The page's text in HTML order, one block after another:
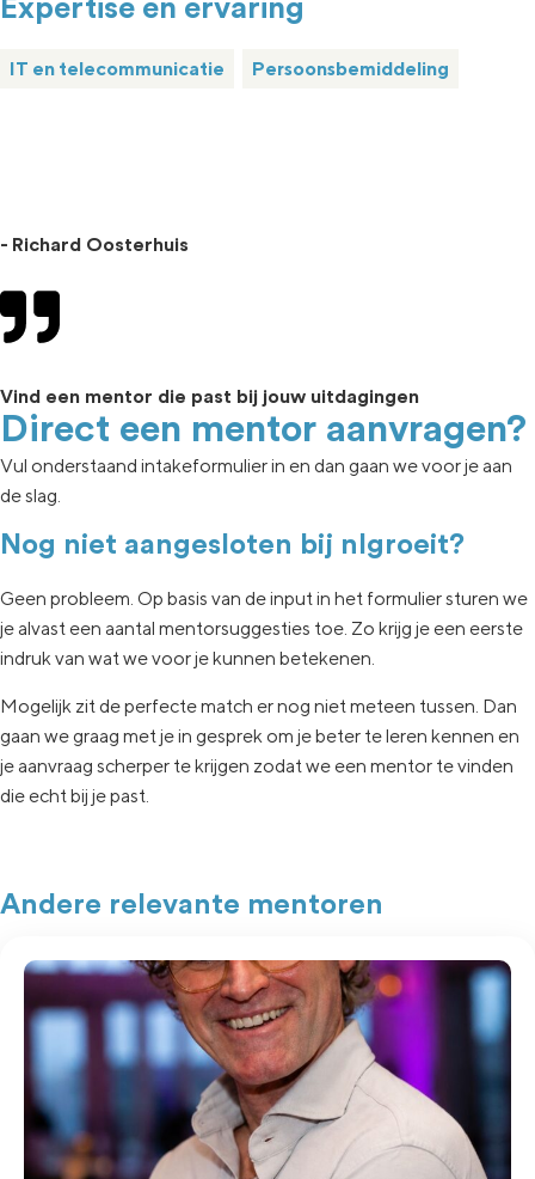
Expertise en ervaring
IT en telecommunicatie Persoonsbemiddeling
- Richard Oosterhuis
Vind een mentor die past bij jouw uitdagingen
Direct een mentor aanvragen?
Vul onderstaand intakeformulier in en dan gaan we voor je aan
de slag.
Nog niet aangesloten bij nlgroeit?
Geen probleem. Op basis van de input in het formulier sturen we
je alvast een aantal mentorsuggesties toe. Zo krijg je een eerste
indruk van watwe voor je kunnen betekenen.
Mogelijk zit deperfecte match er nog niet meteen tussen. Dan
gaan we graag met je in gesprek om je beter te leren kennen en
je aanvraag scherper te krijgen zodat we een mentor te vinden
die echt bij je past.
Andere relevante mentoren